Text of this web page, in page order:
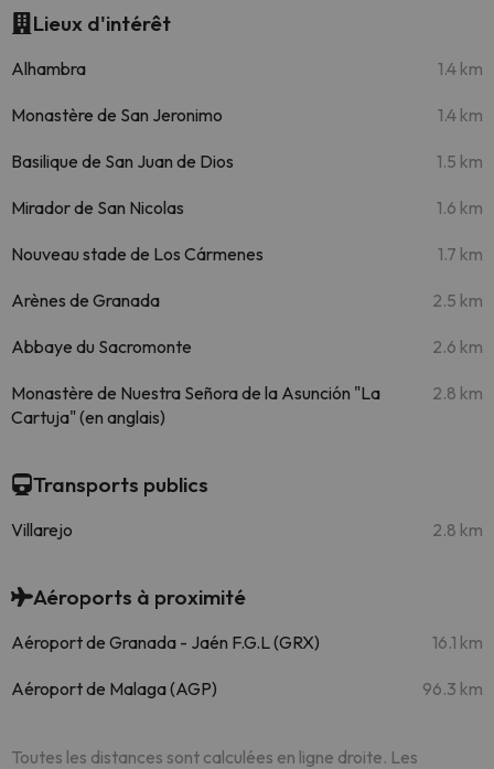
Lieux d'intérêt
Alhambra 1.4 km
Monastère de San Jeronimo 1.4 km
Basilique de San Juan de Dios 1.5 km
Mirador de San Nicolas 1.6 km
Nouveau stade de Los Cármenes 1.7 km
Arènes de Granada 2.5 km
Abbaye du Sacromonte 2.6 km
Monastère de Nuestra Señora de la Asunción "La
Cartuja" (en anglais)
2.8 km
Transports publics
Villarejo 2.8 km
Aéroports à proximité
Aéroport de Granada - Jaén F.G.L (GRX) 16.1 km
Aéroport de Malaga (AGP) 96.3 km
Toutes les distances sont calculées en ligne droite. Les